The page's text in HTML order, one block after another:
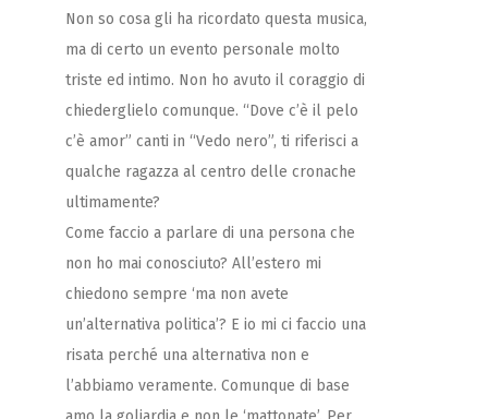
Non so cosa gli ha ricordato questa musica,
ma di certo un evento personale molto
triste ed intimo. Non ho avuto il coraggio di
chiederglielo comunque. “Dove c’è il pelo
c’è amor” canti in “Vedo nero”, ti riferisci a
qualche ragazza al centro delle cronache
ultimamente?
Come faccio a parlare di una persona che
non ho mai conosciuto? All’estero mi
chiedono sempre ‘ma non avete
un’alternativa politica’? E io mi ci faccio una
risata perché una alternativa non e
l’abbiamo veramente. Comunque di base